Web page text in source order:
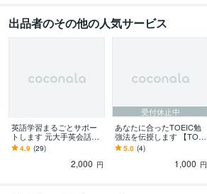
出品者のその他の人気サービス
英語学習まるごとサポー
トします 元大手英会話学
校人気英会話講師による
マンツーマンサポート！
4.9 (29)
2,000 円
受付休止中
あなたに合ったTOEIC勉
強法を伝授します 【TOEI
C】何からしたら良いか分
からないあなたへ
5.0 (4)
1,000 円